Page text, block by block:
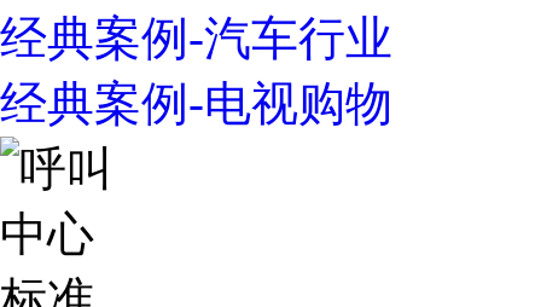
经典案例-汽车行业
经典案例-电视购物